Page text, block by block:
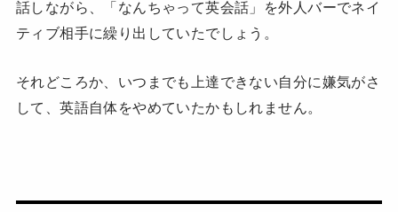
話しながら、「なんちゃって英会話」を外人バーでネイ
ティブ相手に繰り出していたでしょう。
それどころか、いつまでも上達できない自分に嫌気がさ
して、英語自体をやめていたかもしれません。